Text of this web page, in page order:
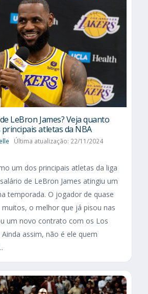
LeBron James? Veja quanto
atletas da NBA
Última atualização: 22/11/2024
um dos principais atletas da liga
de LeBron James atingiu um
temporada. O jogador de quase
muitos, o melhor que já pisou nas
um novo contrato com os Los
Ainda assim, não é ele quem